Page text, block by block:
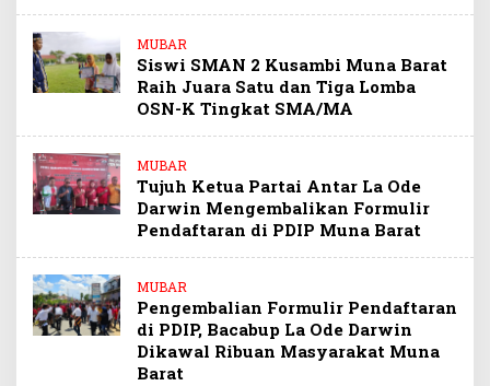
MUBAR
Siswi SMAN 2 Kusambi Muna Barat
Raih Juara Satu dan Tiga Lomba
OSN-K Tingkat SMA/MA
MUBAR
Tujuh Ketua Partai Antar La Ode
Darwin Mengembalikan Formulir
Pendaftaran di PDIP Muna Barat
MUBAR
Pengembalian Formulir Pendaftaran
di PDIP, Bacabup La Ode Darwin
Dikawal Ribuan Masyarakat Muna
Barat